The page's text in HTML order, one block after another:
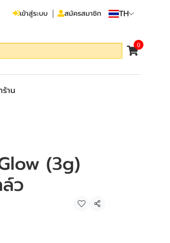
เข้าสู่ระบบ สมัครสมาชิก TH
0
ร้าน
(3g)
ว
แชร์